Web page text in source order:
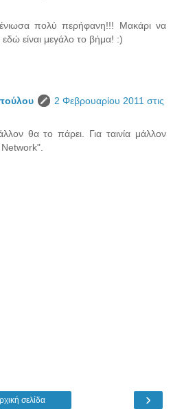
πολύ περήφανη!!! Μακάρι να
εδώ είναι μεγάλο το βήμα! :)
2 Φεβρουαρίου 2011 στις
θα το πάρει. Για ταινία μάλλον
›
σελίδα